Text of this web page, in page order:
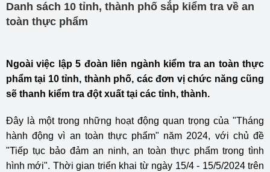
Danh sách 10 tỉnh, thành phố sắp kiểm tra về an
toàn thực phẩm
Ngoài việc lập 5 đoàn liên ngành kiểm tra an toàn thực
phẩm tại 10 tỉnh, thành phố, các đơn vị chức năng cũng
sẽ thanh kiểm tra đột xuất tại các tỉnh, thành.
Đây là một trong những hoạt động quan trọng của "Tháng
hành động vì an toàn thực phẩm" năm 2024, với chủ đề
"Tiếp tục bảo đảm an ninh, an toàn thực phẩm trong tình
hình mới". Thời gian triển khai từ ngày 15/4 - 15/5/2024trên